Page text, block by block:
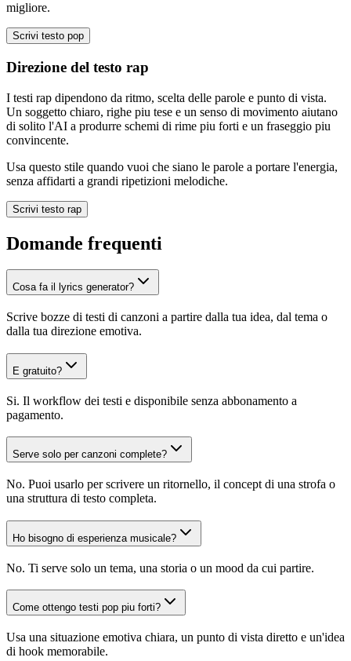
migliore.
Scrivi testo pop
Direzione del testo rap
I testi rap dipendono da ritmo, scelta delle parole e punto di vista.
Un soggetto chiaro, righe piu tese e un senso di movimento aiutano
di solito l'AI a produrre schemi di rime piu forti e un fraseggio piu
convincente.
Usa questo stile quando vuoi che siano le parole a portare l'energia,
senza affidarti a grandi ripetizioni melodiche.
Scrivi testo rap
Domande frequenti
Cosa fa il lyrics generator?
Scrive bozze di testi di canzoni a partire dalla tua idea, dal tema o
dalla tua direzione emotiva.
E gratuito?
Si. Il workflow dei testi e disponibile senza abbonamento a
pagamento.
Serve solo per canzoni complete?
No. Puoi usarlo per scrivere un ritornello, il concept di una strofa o
una struttura di testo completa.
Ho bisogno di esperienza musicale?
No. Ti serve solo un tema, una storia o un mood da cui partire.
Come ottengo testi pop piu forti?
Usa una situazione emotiva chiara, un punto di vista diretto e un'idea
di hook memorabile.